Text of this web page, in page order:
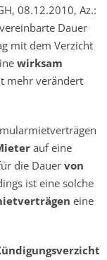
08.12.2010, Az.:
Dauer
mit dem Verzicht
wirksam
mehr verändert
auf eine
die Dauer von
ist eine solche
eine